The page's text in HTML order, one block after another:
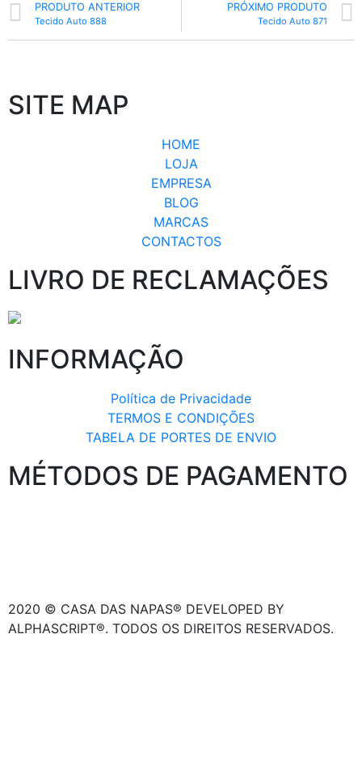
PRODUTO ANTERIOR
Tecido Auto 888
PRÓXIMO PRODUTO
Tecido Auto 871
SITE MAP
HOME
LOJA
EMPRESA
BLOG
MARCAS
CONTACTOS
LIVRO DE RECLAMAÇÕES
INFORMAÇÃO
Política de Privacidade
TERMOS E CONDIÇÕES
TABELA DE PORTES DE ENVIO
MÉTODOS DE PAGAMENTO
2020 © CASA DAS NAPAS® DEVELOPED BY
ALPHASCRIPT®. TODOS OS DIREITOS RESERVADOS.